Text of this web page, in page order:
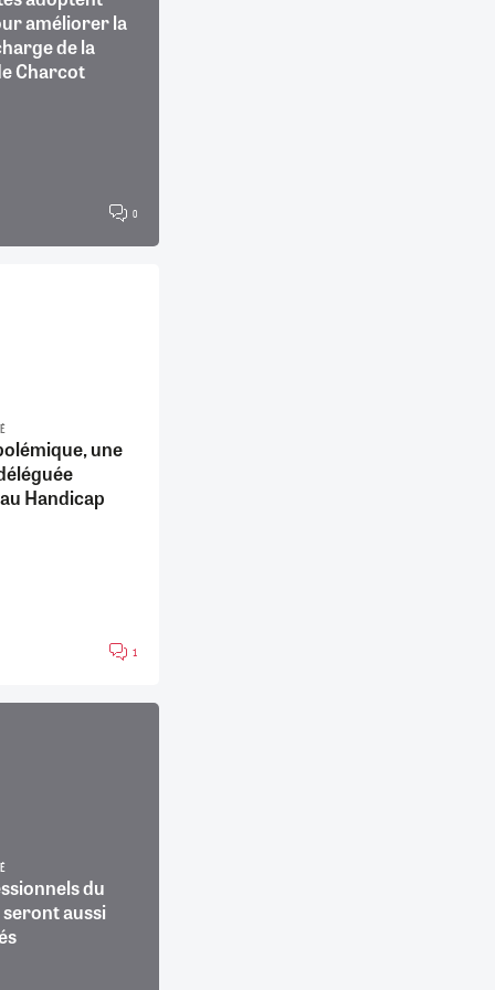
améliorer la
de la
Charcot
0
une
Handicap
1
du
aussi